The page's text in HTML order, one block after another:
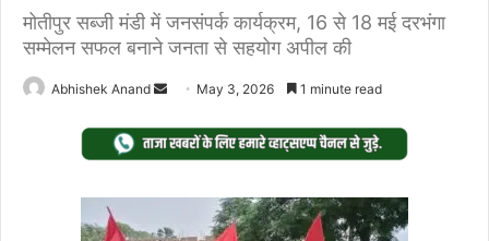
मोतीपुर सब्जी मंडी में जनसंपर्क कार्यक्रम, 16 से 18 मई दरभंगा
सम्मेलन सफल बनाने जनता से सहयोग अपील की
Abhishek Anand
Send
email
May 3, 2026 1 minute read